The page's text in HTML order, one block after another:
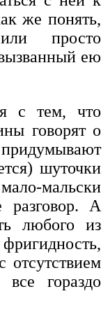
же понять,
просто
ею
с тем, что
говорят о
шуточки
мальски
разговор. А
любого из
отсутствием
гораздо